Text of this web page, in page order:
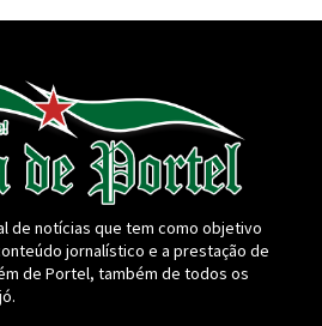
de notícias que tem como objetivo
jornalístico e a prestação de
de Portel, também de todos os